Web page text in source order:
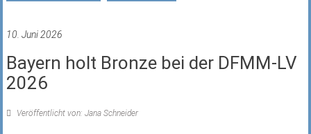
10. Juni 2026
Bayern holt Bronze bei der DFMM-LV
2026
Veröffentlicht von: Jana Schneider